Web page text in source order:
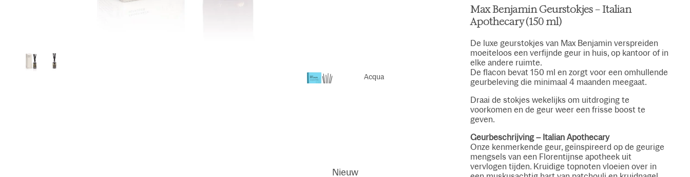
Acqua
Nieuw
Max Benjamin Geurstokjes – Italian
Apothecary (150 ml)
De luxe geurstokjes van Max Benjamin verspreiden
moeiteloos een verfijnde geur in huis, op kantoor of in
elke andere ruimte.
De flacon bevat 150 ml en zorgt voor een omhullende
geurbeleving die minimaal 4 maanden meegaat.
Draai de stokjes wekelijks om uitdroging te
voorkomen en de geur weer een frisse boost te
geven.
Geurbeschrijving – Italian Apothecary
Onze kenmerkende geur, geïnspireerd op de geurige
mengsels van een Florentijnse apotheek uit
vervlogen tijden. Kruidige topnoten vloeien over in